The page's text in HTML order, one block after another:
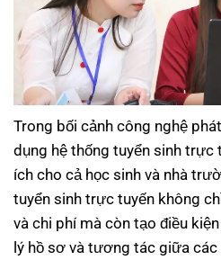
Trong bối cảnh công nghệ
dụng hệ thống tuyển sinh trực
ích cho cả học sinh và nhà
tuyển sinh trực tuyến không
và chi phí mà còn tạo điều
lý hồ sơ và tương tác giữa các